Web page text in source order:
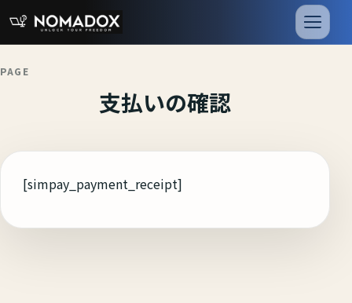
SDGs宣言
会社情報
PAGE
支払いの確認
[simpay_payment_receipt]